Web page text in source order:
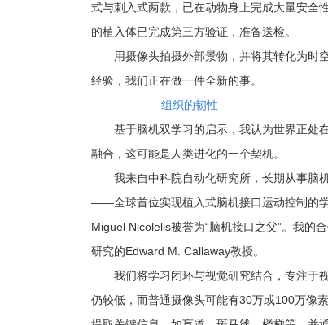
式与刺入式两款，已在动物身上完成大量安全
的植入体已完成第三方验证，准备送检。
用摄像头拍摄外部景物，并将其转化为
经验，我们正在做一件全新的事。
组织的韧性
基于脑机双学习的启示，我认为世界正处
融合，这可能是人类进化的一个契机。
我来自中科院自动化研究所，长期从事脑
——全球首位实现植入式脑机接口运动控制的
Miguel Nicolelis被誉为“脑机接口之父”。我的
研究的Edward M. Callaway教授。
我们将学习闭环与视觉研究结合，专注于
仍较低，而普通摄像头可能有30万或100万像